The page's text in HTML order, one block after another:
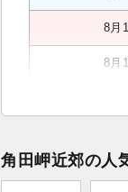
8月
8月
角田岬近郊の人